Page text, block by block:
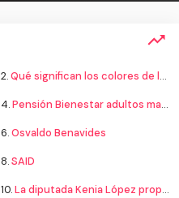
2.Qué significan los colores de la bandera
4.Pensión Bienestar adultos mayores
6.Osvaldo Benavides
8.SAID
10.La diputada Kenia López propone cambiar el nombre del país a México